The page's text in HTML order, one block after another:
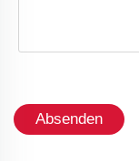
Absenden